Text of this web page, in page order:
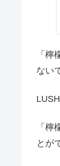
「
ない
「
とが